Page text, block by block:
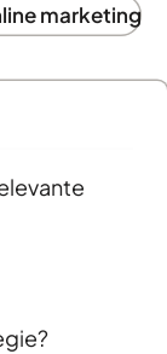
marketing